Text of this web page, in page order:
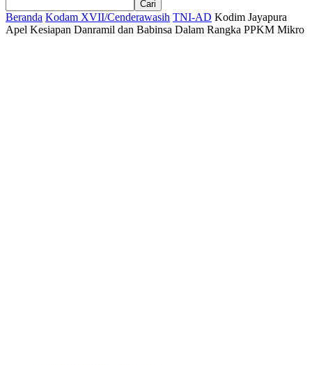
Beranda Kodam XVII/Cenderawasih TNI-AD Kodim Jayapura
Apel Kesiapan Danramil dan Babinsa Dalam Rangka PPKM Mikro